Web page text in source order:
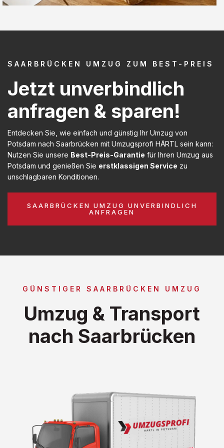
SAARBRÜCKEN UMZUG ZUM BEST-PREIS
Jetzt unverbindlich
anfragen & sparen!
Entdecken Sie, wie einfach und günstig Ihr Umzug von
Potsdam nach Saarbrücken mit Umzugsprofi HÄRTL sein kann:
Nutzen Sie unsere Best-Preis-Garantie für Ihren Umzug aus
Potsdam und genießen Sie erstklassigen Service zu
unschlagbaren Konditionen.
SAARBRÜCKEN UMZUG UNVERBINDLICH
ANFRAGEN
GÜNSTIGER SAARBRÜCKEN UMZUG
Umzug & Transport
nach Saarbrücken